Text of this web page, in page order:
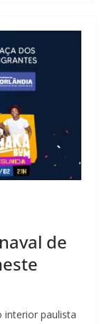
de
interior paulista